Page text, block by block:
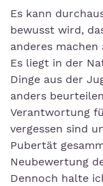
Es kann
bewusst wird,
anderes
Es liegt in der
Dinge aus der
anders
Verantwortung
vergessen sind
Pubertät
Neubewertung
Dennoch halte